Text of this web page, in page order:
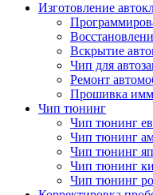
Изготовление
Вскрытие
Чип для
Ремонт
Прошивка
Чип тюнинг
Чип тюнинг
Чип тюнинг
Чип тюнинг
Чип тюнинг
Чип тюнинг